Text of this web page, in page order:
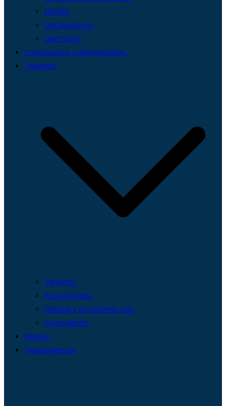
MUSAG
Organigrama-
Directorio
Contabilidad gubernamental
Trámites
Trámites
Agua Potable
Drenaje y alcantarillado
Saneamiento
Prensa
Transparencia